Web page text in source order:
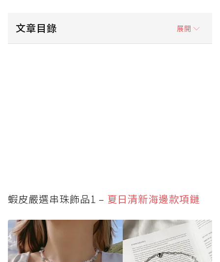
文章目錄 展開
蝦皮嚴選串珠飾品8 – 復古三件套
蝦皮嚴選串珠飾品10 – 甜美串珠手機掛飾
蝦皮嚴選串珠飾品1 – 夏日清新海邊款項鏈